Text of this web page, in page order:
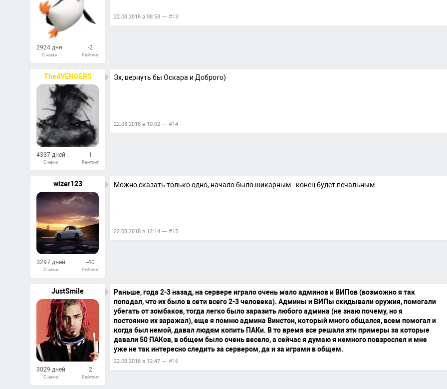
2924 дня
С нами
-2
Рейтинг
66
Ответов
22.08.2018 в 08:53 — #13
The4VENGERS
4337 дней
С нами
1
Рейтинг
72
Эх, вернуть бы Оскара и Доброго)
22.08.2018 в 10:02 — #14
wizer123
3297 дней
С нами
-40
Рейтинг
61
Можно сказать только одно, начало было шикарным - конец будет печальным.
22.08.2018 в 12:14 — #15
JustSmile
3029 дней
С нами
2
Рейтинг
202
Раньше, года 2-3 назад, на сервере играло очень мало админов и ВИПов (возможно я так
попадал, что их было в сети всего 2-3 человека). Админы и ВИПы скидывали оружия, помогали
убегать от зомбаков, тогда легко было заразить любого админа (не знаю почему, но я
постоянно их заражал), еще я помню админа Винстон, который много общался, всем помогал и
когда был немой, давал людям копить ПАКи. В то время все решали эти примеры за которые
давали 50 ПАКов, в общем было очень весело, а сейчас я думаю я немного повзрослел и мне
уже не так интересно следить за сервером, да и за играми в общем.
22.08.2018 в 12:47 — #16